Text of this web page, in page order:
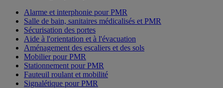
Alarme et interphonie pour PMR
Salle de bain, sanitaires médicalisés et PMR
Sécurisation des portes
Aide à l'orientation et à l'évacuation
Aménagement des escaliers et des sols
Mobilier pour PMR
Stationnement pour PMR
Fauteuil roulant et mobilité
Signalétique pour PMR